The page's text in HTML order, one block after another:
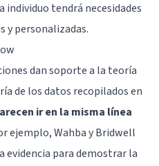
individuo tendrá necesidades
y personalizadas.
dan soporte a la teoría
de los datos recopilados en
ir en la misma línea
ejemplo, Wahba y Bridwell
evidencia para demostrar la